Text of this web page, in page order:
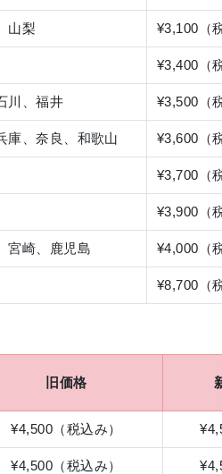
山梨 ¥3,100（
¥3,400（
川、福井 ¥3,500（
庫、奈良、和歌山 ¥3,600（
¥3,700（
¥3,900（
宮崎、鹿児島 ¥4,000（
¥8,700（
旧価格
¥4,500（税込み）
¥4,500（税込み）